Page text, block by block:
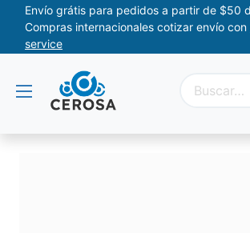
Envío grátis para pedidos a partir de $50
Compras internacionales cotizar envío con
service